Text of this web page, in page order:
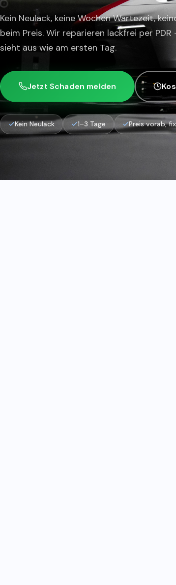
Kein Neulack, keine Wochen Wartezeit,
beim Preis. Wir reparieren lackfrei per
sieht aus wie am ersten Tag.
Jetzt Schaden melden
Kein Neulack 1–3 Tage Preis vorab, fix